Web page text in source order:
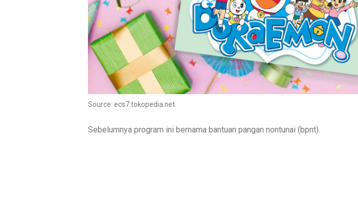
Source: ecs7.tokopedia.net
Sebelumnya program ini bernama bantuan pangan nontunai (bpnt).